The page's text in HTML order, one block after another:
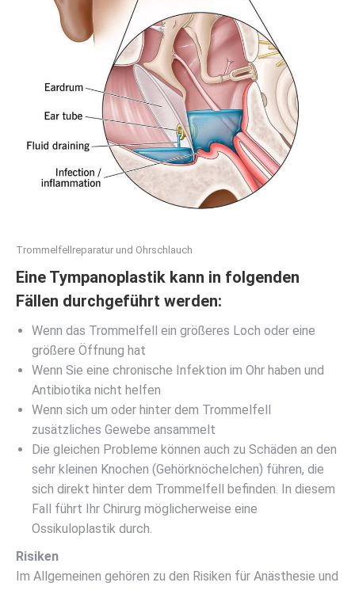
Trommelfellreparatur und Ohrschlauch
Eine Tympanoplastik kann in folgenden
Fällen durchgeführt werden:
Wenn das Trommelfell ein größeres Loch oder eine
größere Öffnung hat
Wenn Sie eine chronische Infektion im Ohr haben und
Antibiotika nicht helfen
Wenn sich um oder hinter dem Trommelfell
zusätzliches Gewebe ansammelt
Die gleichen Probleme können auch zu Schäden an den
sehr kleinen Knochen (Gehörknöchelchen) führen, die
sich direkt hinter dem Trommelfell befinden. In diesem
Fall führt Ihr Chirurg möglicherweise eine
Ossikuloplastik durch.
Risiken
Im Allgemeinen gehören zu den Risiken für Anästhesie und